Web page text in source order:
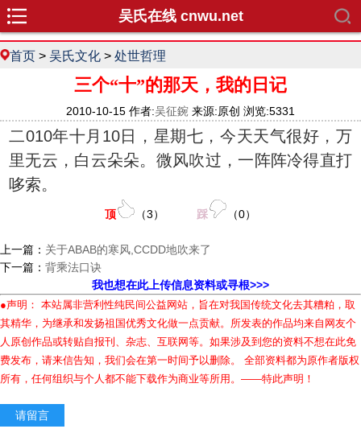
吴氏在线 cnwu.net
首页 > 吴氏文化 > 处世哲理
三个“十”的那天，我的日记
2010-10-15 作者:吴征鋺 来源:原创 浏览:5331
二010年十月10日，星期七，今天天气很好，万
里无云，白云朵朵。微风吹过，一阵阵冷得直打
哆索。
顶 （3） 踩 （0）
上一篇： 关于ABAB的寒风,CCDD地吹来了
下一篇： 背乘法口诀
我也想在此上传信息资料或寻根>>>
●声明： 本站属非营利性纯民间公益网站，旨在对我国传统文化去其糟粕，取
其精华，为继承和发扬祖国优秀文化做一点贡献。所发表的作品均来自网友个
人原创作品或转贴自报刊、杂志、互联网等。如果涉及到您的资料不想在此免
费发布，请来信告知，我们会在第一时间予以删除。 全部资料都为原作者版权
所有，任何组织与个人都不能下载作为商业等所用。——特此声明！
请留言